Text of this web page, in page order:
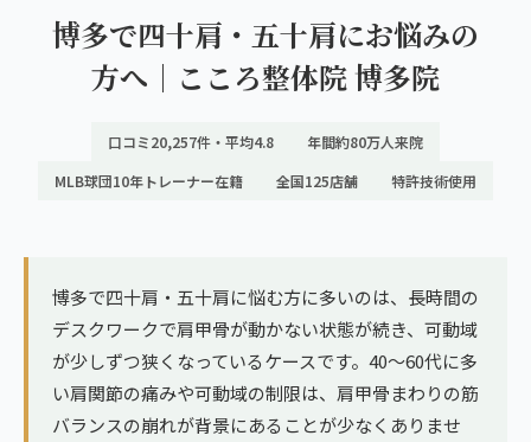
姿勢矯正
疲労回復
ゴルフ
ヨガ・ピラティス
立川エリア（2院）
広島エリア（4院）
鹿児島エリア（3院）
→ エリア一覧（全11エリア）
お知らせ
コラム
博多で四十肩・五十肩にお悩みの
方へ｜こころ整体院 博多院
口コミ20,257件・平均4.8
年間約80万人来院
MLB球団10年トレーナー在籍
全国125店舗 特許技術使用
博多で四十肩・五十肩に悩む方に多いのは、長時間の
デスクワークで肩甲骨が動かない状態が続き、可動域
が少しずつ狭くなっているケースです。40〜60代に多
い肩関節の痛みや可動域の制限は、肩甲骨まわりの筋
バランスの崩れが背景にあることが少なくありませ